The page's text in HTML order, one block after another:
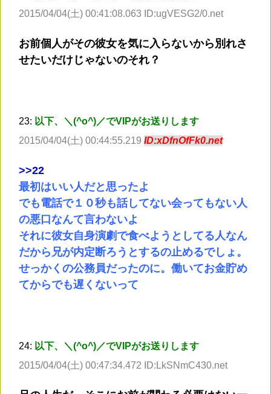
2015/04/04(土) 00:41:08.063 ID:ugVESG2/0.net
お前個人がその彼女を気に入らないから別れさ
せたいだけじゃないのそれ？
23: 以下、＼(^o^)／でVIPがお送りします
2015/04/04(土) 00:44:55.219 ID:xDfnOfFk0.net
>>22
最初はいい人だと思ったよ
でも電話で１０秒も話してない会ってもない人
の悪口なんて言わないよ
それに彼女自身演劇で食べようとしてる人なん
だから兄が内定断ろうとするの止めるでしょ。
せっかくの公務員だったのに。働いてお金貯め
てからでも遅くないって
24: 以下、＼(^o^)／でVIPがお送りします
2015/04/04(土) 00:47:34.472 ID:LkSNmC430.net